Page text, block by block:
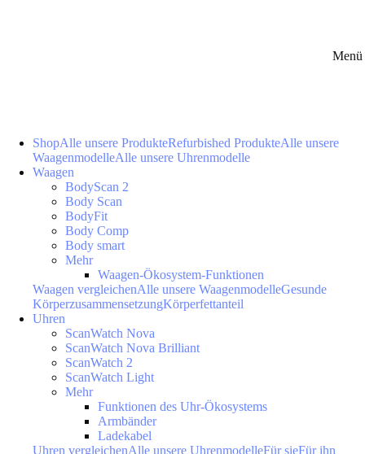
Menü
ShopAlle unsere ProdukteRefurbished ProdukteAlle unsere
WaagenmodelleAlle unsere Uhrenmodelle
Waagen
BodyScan 2
Body Scan
BodyFit
Body Comp
Body smart
Mehr
Waagen-Ökosystem-Funktionen
Waagen vergleichenAlle unsere WaagenmodelleGesunde
KörperzusammensetzungKörperfettanteil
Uhren
ScanWatch Nova
ScanWatch Nova Brilliant
ScanWatch 2
ScanWatch Light
Mehr
Funktionen des Uhr-Ökosystems
Armbänder
Ladekabel
Uhren vergleichenAlle unsere UhrenmodelleFür sieFür ihn